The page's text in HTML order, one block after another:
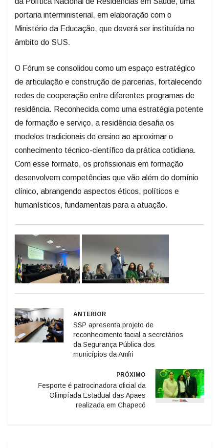
portaria interministerial, em elaboração com o
Ministério da Educação, que deverá ser instituída no
âmbito do SUS.
O Fórum se consolidou como um espaço estratégico
de articulação e construção de parcerias, fortalecendo
redes de cooperação entre diferentes programas de
residência. Reconhecida como uma estratégia potente
de formação e serviço, a residência desafia os
modelos tradicionais de ensino ao aproximar o
conhecimento técnico-científico da prática cotidiana.
Com esse formato, os profissionais em formação
desenvolvem competências que vão além do domínio
clínico, abrangendo aspectos éticos, políticos e
humanísticos, fundamentais para a atuação.
ANTERIOR
SSP apresenta projeto de
reconhecimento facial a secretários
da Segurança Pública dos
municípios da Amfri
PRÓXIMO
Fesporte é patrocinadora oficial da
Olimpíada Estadual das Apaes
realizada em Chapecó